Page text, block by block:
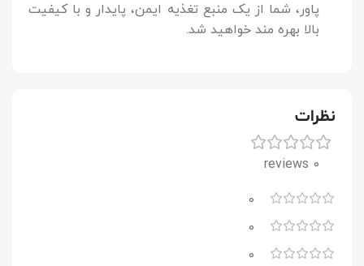
پاور، شما از یک منبع تغذیه ایمن، پایدار و با کیفیت
بالا بهره مند خواهید شد.
نظرات
0 reviews
0
0
0